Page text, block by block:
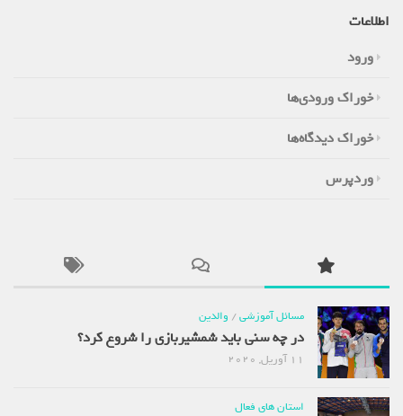
اطلاعات
ورود
خوراک ورودی‌ها
خوراک دیدگاه‌ها
وردپرس
مسائل آموزشی/والدین
در چه سنی باید شمشیربازی را شروع کرد؟
استان های فعال